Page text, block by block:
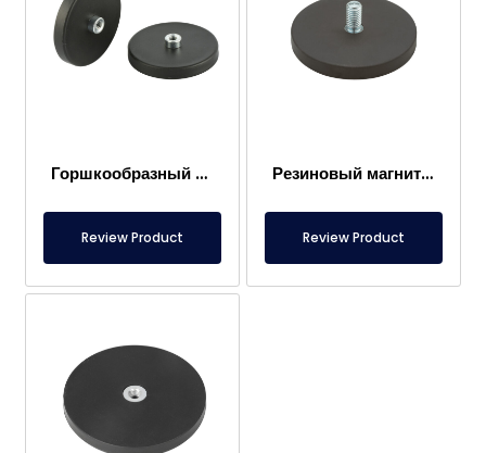
Горшкообразный магнит Ø60 мм с резиновым покрытием
Review Product
Резиновый магнит Ø90 мм с наружной резьбой
Review Product